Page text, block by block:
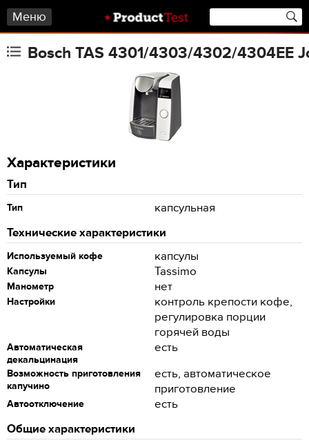
Меню
Bosch TAS 4301/4303/4302/4304EE
Характеристики
Тип
Тип
капсульная
Технические характеристики
Используемый кофе капсулы
Капсулы Tassimo
Манометр нет
Настройки
контроль крепости кофе,
регулировка порции
горячей воды
Автоматическая
декальцинация
есть
Возможность приготовления
капучино
есть, автоматическое
приготовление
Автоотключение
есть
Общие характеристики